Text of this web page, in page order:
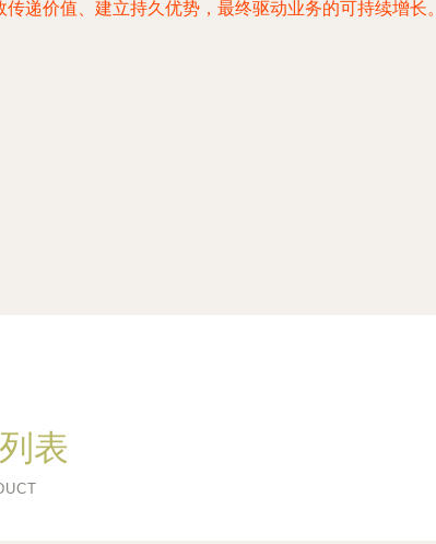
递价值、建立持久优势，最终驱动业务的可持续增长。
表